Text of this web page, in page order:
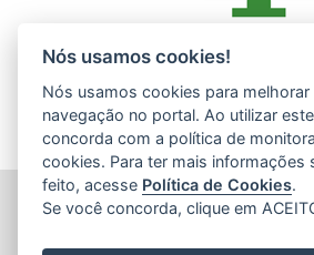
INSTITUTO ESTADUAL DE MEIO
CEP: 29140-130 -
Nós usamos cookies!
Nós usamos cookies para melhorar
navegação no portal. Ao utilizar
concorda com a política de
cookies. Para ter mais informações
feito, acesse Política de Cookies.
Se você concorda, clique em